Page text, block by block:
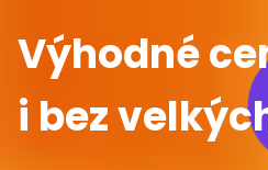
Výhodné
i bez